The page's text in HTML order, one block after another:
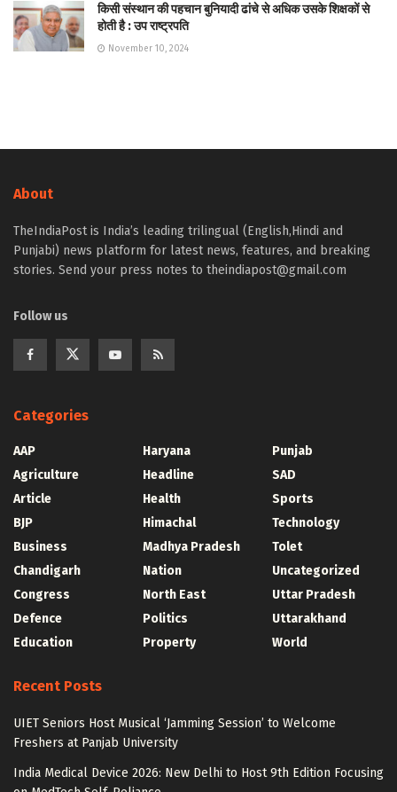
किसी संस्थान की पहचान बुनियादी ढांचे से अधिक उसके शिक्षकों से
होती है : उप राष्ट्रपति
November 10, 2024
About
TheIndiaPost is India’s leading trilingual (English,Hindi and
Punjabi) news platform for latest news, features, and breaking
stories. Send your press notes to theindiapost@gmail.com
Follow us
Categories
AAP
Agriculture
Article
BJP
Business
Chandigarh
Congress
Defence
Education
Haryana
Headline
Health
Himachal
Madhya Pradesh
Nation
North East
Politics
Property
Punjab
SAD
Sports
Technology
Tolet
Uncategorized
Uttar Pradesh
Uttarakhand
World
Recent Posts
UIET Seniors Host Musical ‘Jamming Session’ to Welcome
Freshers at Panjab University
India Medical Device 2026: New Delhi to Host 9th Edition Focusing